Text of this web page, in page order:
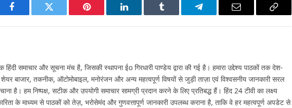
Facebook Twitter Pinterest LinkedIn Tumblr Telegram Email
Copy
हिंदी समाचार और सूचना मंच है, जिसकी स्थापना ईo गिरधारी पाण्डेय द्वारा की गई है। हमारा उद्देश्य पाठकों तक देश-
शेयर बाजार, तकनीक, ऑटोमोबाइल, मनोरंजन और अन्य महत्वपूर्ण विषयों से जुड़ी ताज़ा एवं विश्वसनीय जानकारी सरल
है। हम निष्पक्ष, सटीक और उपयोगी समाचार सामग्री प्रदान करने के लिए प्रतिबद्ध हैं। हिंद 24 टीवी का लक्ष्य
के माध्यम से पाठकों को तेज़, भरोसेमंद और गुणवत्तापूर्ण जानकारी उपलब्ध कराना है, ताकि वे हर महत्वपूर्ण अपडेट से